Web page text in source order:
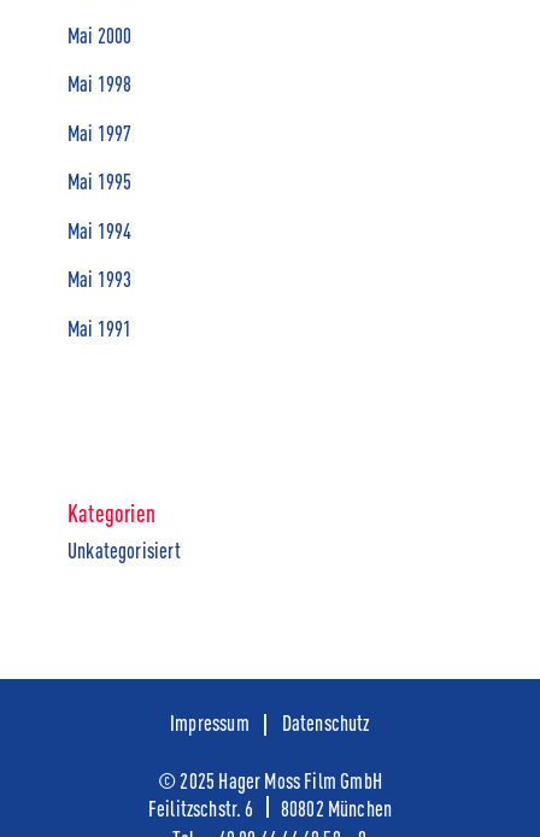
Mai 2000
Mai 1998
Mai 1997
Mai 1995
Mai 1994
Mai 1993
Mai 1991
Kategorien
Unkategorisiert
Impressum Datenschutz
© 2025 Hager Moss Film GmbH
Feilitzschstr. 6
80802 München